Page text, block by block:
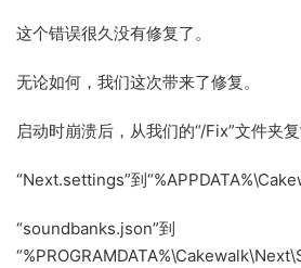
这个错误很久没有修复了。
无论如何，我们这次带来了修复。
启动时崩溃后，从我们的“/Fix”文件夹复
“Next.settings”到
“soundbanks.json”到